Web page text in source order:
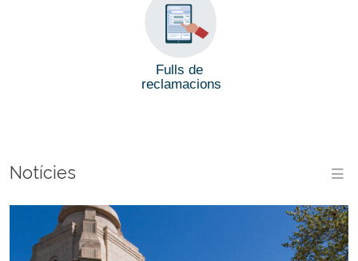
Fulls de
reclamacions
Notícies